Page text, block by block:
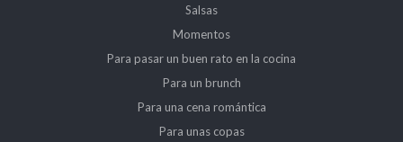
Salsas
Momentos
Para pasar un buen rato en la cocina
Para un brunch
Para una cena romántica
Para unas copas